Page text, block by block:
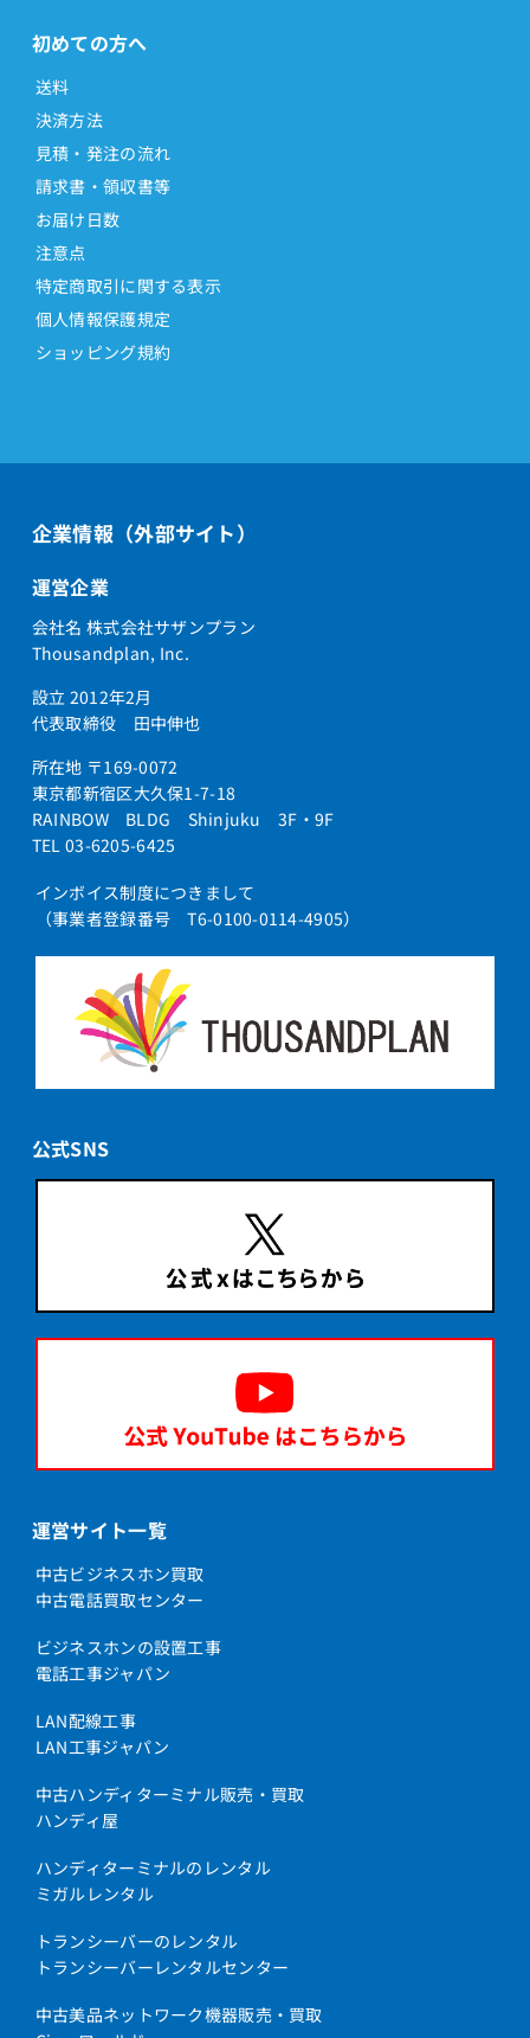
初めての方へ
送料
決済方法
見積・発注の流れ
請求書・領収書等
お届け日数
注意点
特定商取引に関する表示
個人情報保護規定
ショッピング規約
企業情報（外部サイト）
運営企業
会社名 株式会社サザンプラン
Thousandplan, Inc.
設立 2012年2月
代表取締役 田中伸也
所在地 〒169-0072
東京都新宿区大久保1-7-18
RAINBOW BLDG Shinjuku 3F・9F
TEL 03-6205-6425
インボイス制度につきまして
（事業者登録番号 T6-0100-0114-4905）
公式SNS
運営サイト一覧
中古ビジネスホン買取
中古電話買取センター
ビジネスホンの設置工事
電話工事ジャパン
LAN配線工事
LAN工事ジャパン
中古ハンディターミナル販売・買取
ハンディ屋
ハンディターミナルのレンタル
ミガルレンタル
トランシーバーのレンタル
トランシーバーレンタルセンター
中古美品ネットワーク機器販売・買取